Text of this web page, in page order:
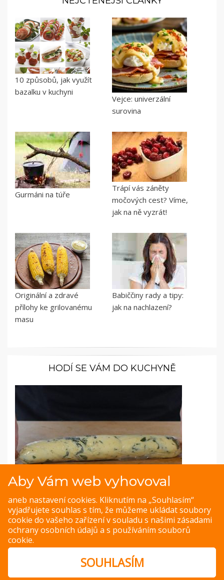
10 způsobů, jak využít
bazalku v kuchyni
Vejce: univerzální
surovina
Gurmáni na túře
Trápí vás záněty
močových cest? Víme,
jak na ně vyzrát!
Originální a zdravé
přílohy ke grilovanému
masu
Babiččiny rady a tipy:
jak na nachlazení?
HODÍ SE VÁM DO KUCHYNĚ
Fotopostup: Bylinkové máslo
Vyzkoušejte tymiánové máslo nebo oblíbené provensálské
koření: rozmarýn, bazalka a tymián.
ZOBRAZIT
Aby Vám web vyhovoval
aneb nastavení cookies. Kliknutím na „Souhlasím“
vyjadřujete souhlas s tím, že můžeme ukládat soubory
cookie do vašeho zařízení v souladu s našimi zásadami
ochrany osobních údajů a s používáním souborů
cookie.
SOUHLASÍM